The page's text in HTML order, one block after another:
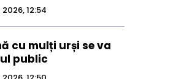
12:54
cu mulți urși se va
public